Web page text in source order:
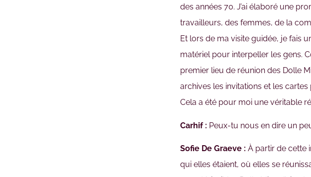
des années 70. J’ai élaboré une
travailleurs, des femmes, de la
Et lors de ma visite guidée, je fais
matériel pour interpeller les gens.
premier lieu de réunion des Dolle
archives les invitations et les
Cela a été pour moi une véritable
Carhif : Peux-tu nous en dire un
Sofie De Graeve : À partir de cette
qui elles étaient, où elles se